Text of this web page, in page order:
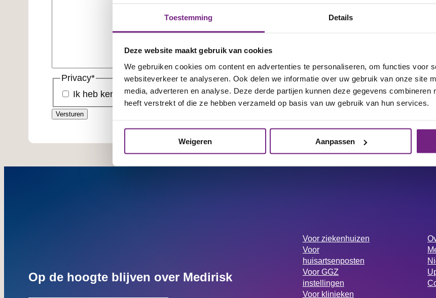
Toestemming Details
Deze website maakt gebruik van cookies
We gebruiken cookies om content en advertenties te personaliseren, om functies voor
websiteverkeer te analyseren. Ook delen we informatie over uw gebruik van onze site
media, adverteren en analyse. Deze derde partijen kunnen deze gegevens combineren
heeft verstrekt of die ze hebben verzameld op basis van uw gebruik van hun services.
Weigeren Aanpassen
Privacy*
Ik heb kennisgenomen van het Privacy Statementvan Medirisk
Op de hoogte blijven over Medirisk
Voor ziekenhuizen
Voor
huisartsenposten
Voor GGZ
instellingen
Voor klinieken